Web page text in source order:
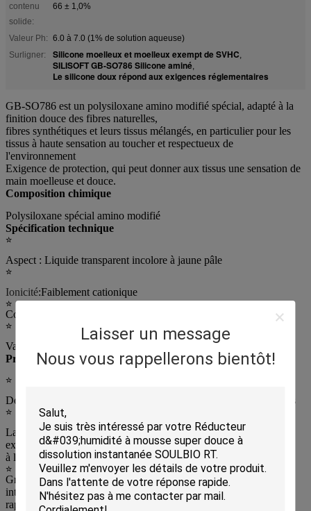
Laisser un message
Nous vous rappellerons bientôt!
contenu
solide:
66 ± 1,0%
Valeur Ph: 6.0 à 7.0 (1% de solution aqueuse)
Surligner:
Silicone moelleux et moelleux exempt de SVHC,
SILISOFT GB-SO786 Silicone aminé,
Le silicone doux répond aux exigences réglementaires
GB-SO786 est un polysiloxane amino modifié spécial, adapté à la
finition douce des fibres naturelles,
fibres synthétiques et leurs tissus mélangés, en particulier pour les
tissus à haute sensation au toucher et respectueux de
l'environnement
Exigence de protection, qui peut donner aux tissus une sensation de
main moelleuse et douce.
Composition chimique
Polysiloxane spécial amino modifié
Spécification technique
☆
Aspect : Liquide transparent incolore à jaune pâle
☆
Ionicité:Faiblement cationique
☆
Contenu solide
☆
Valeur pH : 6,0 ~ 7,0 (solution aqueuse à 1 %)
Propriétés
☆
Donne une bonne sensation de main douce et moelleuse aux tissus
☆
La teneur en D4, D5, D6 est très faible, conformément aux
exigences de protection de l'environnement à
à la maison et à l'étranger
☆
Grâce au test SGS-CSTC, conformément aux normes
internationales, une version électronique du test
rapport